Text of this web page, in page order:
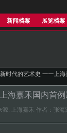
新闻档案 展览档案
时代的艺术史 一一上
海嘉禾国内首
源: 上海嘉禾 作者：张海